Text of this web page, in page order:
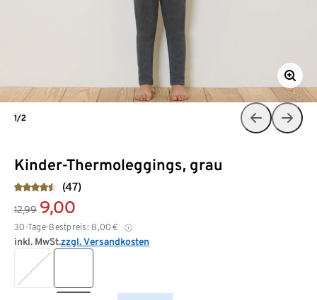
Kinder-Thermoleggings, grau
(47)
12,99 9,00
30-Tage-Bestpreis: 8,00 €
inkl. MwSt.zzgl. Versandkosten
1/2